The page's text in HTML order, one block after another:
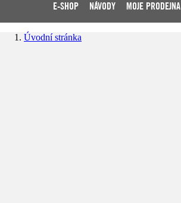
E-SHOP NÁVODY MOJE PRODEJNA
Úvodní stránka